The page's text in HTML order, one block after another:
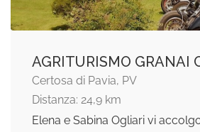
AGRITURISMO GRANAI
Certosa di Pavia, PV
Distanza: 24,9 km
Elena e Sabina Ogliari vi